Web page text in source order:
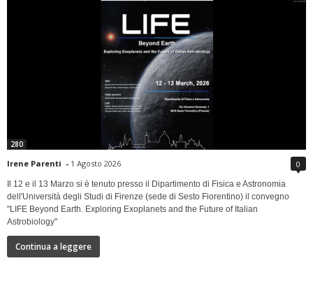
280
Irene Parenti - 1 Agosto 2026 0
Il 12 e il 13 Marzo si è tenuto presso il Dipartimento di Fisica e Astronomia
dell'Università degli Studi di Firenze (sede di Sesto Fiorentino) il convegno
"LIFE Beyond Earth. Exploring Exoplanets and the Future of Italian
Astrobiology"
Continua a leggere